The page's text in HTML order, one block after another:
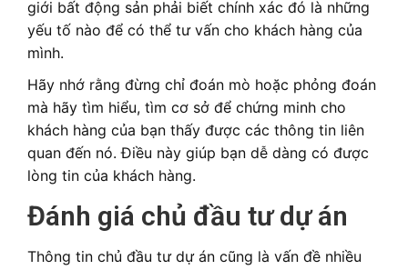
giới bất động sản phải biết chính xác đó là những
yếu tố nào để có thể tư vấn cho khách hàng của
mình.
Hãy nhớ rằng đừng chỉ đoán mò hoặc phỏng đoán
mà hãy tìm hiểu, tìm cơ sở để chứng minh cho
khách hàng của bạn thấy được các thông tin liên
quan đến nó. Điều này giúp bạn dễ dàng có được
lòng tin của khách hàng.
Đánh giá chủ đầu tư dự án
Thông tin chủ đầu tư dự án cũng là vấn đề nhiều